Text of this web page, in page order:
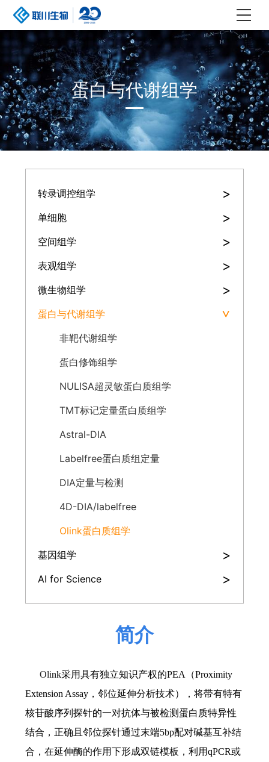
蛋白与代谢组学
转录调控组学 >
单细胞 >
空间组学 >
表观组学 >
微生物组学 >
蛋白与代谢组学 >
非靶代谢组学
蛋白修饰组学
NULISA超灵敏蛋白质组学
TMT标记定量蛋白质组学
Astral-DIA
Labelfree蛋白质组定量
DIA定量与检测
4D-DIA/labelfree
Olink蛋白质组学
基因组学
>
AI for Science >
简介
Olink采用具有独立知识产权的PEA（Proximity
Extension Assay，邻位延伸分析技术），将带有特有
核苷酸序列探针的一对抗体与被检测蛋白质特异性
结合，正确且邻位探针通过末端5bp配对碱基互补结
合，在延伸酶的作用下形成双链模板，利用qPCR或